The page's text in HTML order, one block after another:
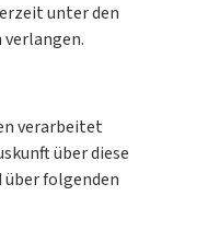
unter den
verarbeitet
über diese
über folgenden